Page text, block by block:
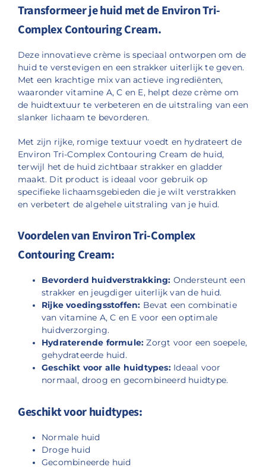
Transformeer je huid met de Environ Tri-
Complex Contouring Cream.
Deze innovatieve crème is speciaal ontworpen om de
huid te verstevigen en een strakker uiterlijk te geven.
Met een krachtige mix van actieve ingrediënten,
waaronder vitamine A, C en E, helpt deze crème om
de huidtextuur te verbeteren en de uitstraling van een
slanker lichaam te bevorderen.
Met zijn rijke, romige textuur voedt en hydrateert de
Environ Tri-Complex Contouring Cream de huid,
terwijl het de huid zichtbaar strakker en gladder
maakt. Dit product is ideaal voor gebruik op
specifieke lichaamsgebieden die je wilt verstrakken
en verbetert de algehele uitstraling van je huid.
Voordelen van Environ Tri-Complex
Contouring Cream:
Bevorderd huidverstrakking: Ondersteunt een
strakker en jeugdiger uiterlijk van de huid.
Rijke voedingsstoffen: Bevat een combinatie
van vitamine A, C en E voor een optimale
huidverzorging.
Hydraterende formule: Zorgt voor een soepele,
gehydrateerde huid.
Geschikt voor alle huidtypes:Ideaal voor
normaal, droog en gecombineerd huidtype.
Geschikt voor huidtypes:
Normale huid
Droge huid
Gecombineerde huid